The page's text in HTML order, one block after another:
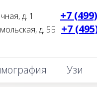
д. 1 +7
д. 5Б +7
Узи